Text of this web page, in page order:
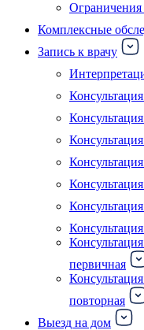
Ограничения
Комплексные
Запись к врачу
первичная
повторная
Выезд на дом